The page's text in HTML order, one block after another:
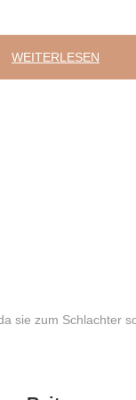
WEITERLESEN
sie zum Schlachter